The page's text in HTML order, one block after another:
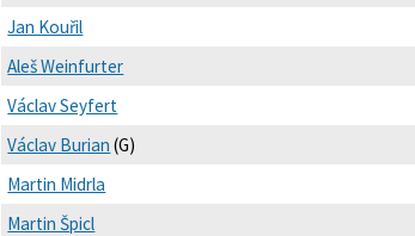
Jan Kouřil
Aleš Weinfurter
Václav Seyfert
Václav Burian (G)
Martin Midrla
Martin Špicl